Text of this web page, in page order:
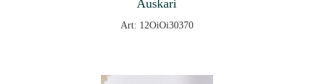
Auskari
Art: 12OiOi30370